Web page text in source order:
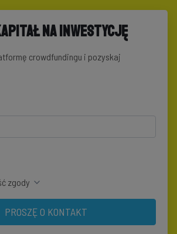
na inwestycję
crowdfundingu i pozyskaj
zgody
PROSZĘ O KONTAKT